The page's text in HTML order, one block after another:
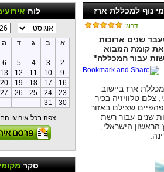
לוח
א ב ג ד ה
2
3
4
5
6
9
10
11
12
13
16
17
18
19
20
23
24
25
26
27
30
31
צפה בכל אירועי
סקר
נוף למכללת ארז
דרוג:
שנים ארוכות
את קומת המבוא
עבור המכללה"
ארז ביישוב
טלוויזיה בכיר
שצילם באזור
שנים עבור רשת
הראשון הישראלי,